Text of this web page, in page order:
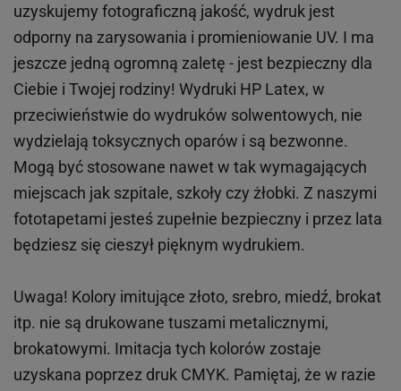
uzyskujemy fotograficzną jakość, wydruk jest
odporny na zarysowania i promieniowanie UV. I ma
jeszcze jedną ogromną zaletę - jest bezpieczny dla
Ciebie i Twojej rodziny! Wydruki HP Latex, w
przeciwieństwie do wydruków solwentowych, nie
wydzielają toksycznych oparów i są bezwonne.
Mogą być stosowane nawet w tak wymagających
miejscach jak szpitale, szkoły czy żłobki. Z naszymi
fototapetami jesteś zupełnie bezpieczny i przez lata
będziesz się cieszył pięknym wydrukiem.
Uwaga! Kolory imitujące złoto, srebro, miedź, brokat
itp. nie są drukowane tuszami metalicznymi,
brokatowymi. Imitacja tych kolorów zostaje
uzyskana poprzez druk CMYK. Pamiętaj, że w razie